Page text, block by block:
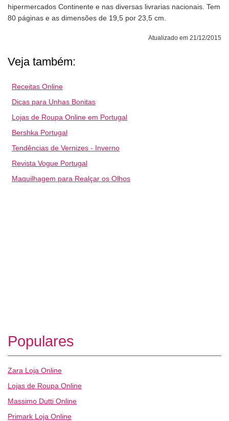
hipermercados Continente e nas diversas livrarias nacionais. Tem
80 páginas e as dimensões de 19,5 por 23,5 cm.
Atualizado em 21/12/2015
Veja também:
Receitas Online
Dicas para Unhas Bonitas
Lojas de Roupa Online em Portugal
Bershka Portugal
Tendências de Vernizes - Inverno
Revista Vogue Portugal
Maquilhagem para Realçar os Olhos
Populares
Zara Loja Online
Lojas de Roupa Online
Massimo Dutti Online
Primark Loja Online